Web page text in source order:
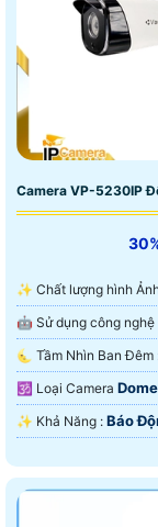
Camera VP-5230IP
✨ Chất lượng hình
🕉️ Loại Camera
️✨ Khả Năng : Báo